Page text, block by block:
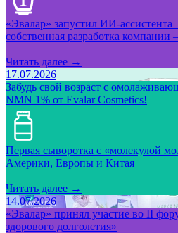
«Эвалар» запустил ИИ-
собственная разработка компании
Читать далее →
17.07.2026
Забудь свой возраст с
NMN 1% от Evalar Cosmetics!
Первая сыворотка с «молекулой
Америки, Европы и Китая
Читать далее →
14.07.2026
«Эвалар» принял участие во II
здорового долголетия»